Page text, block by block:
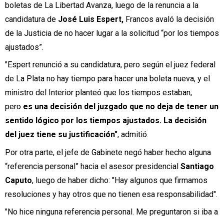
boletas de La Libertad Avanza, luego de la renuncia a la
candidatura de José Luis Espert, Francos avaló la decisión
de la Justicia de no hacer lugar a la solicitud “por los tiempos
ajustados”.
"Espert renunció a su candidatura, pero según el juez federal
de La Plata no hay tiempo para hacer una boleta nueva, y el
ministro del Interior planteó que los tiempos estaban,
pero es una decisión del juzgado que no deja de tener un
sentido lógico por los tiempos ajustados. La decisión
del juez tiene su justificación", admitió.
Por otra parte, el jefe de Gabinete negó haber hecho alguna
“referencia personal” hacia el asesor presidencial Santiago
Caputo, luego de haber dicho: "Hay algunos que firmamos
resoluciones y hay otros que no tienen esa responsabilidad".
"No hice ninguna referencia personal. Me preguntaron si iba a